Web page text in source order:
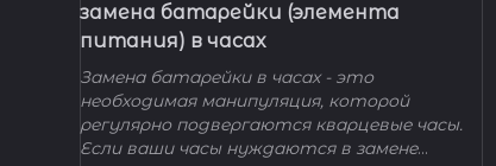
замена батарейки (элемента
питания) в часах
Замена батарейки в часах - это
необходимая манипуляция, которой
регулярно подвергаются кварцевые часы.
Если ваши часы нуждаются в замене